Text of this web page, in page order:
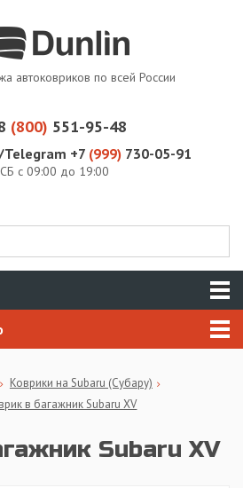
автоковриков по всей России
(800) 551-95-48
+7 (999) 730-05-91
с 09:00 до 19:00
Коврики на Subaru (Субару)
в багажник Subaru XV
Subaru XV